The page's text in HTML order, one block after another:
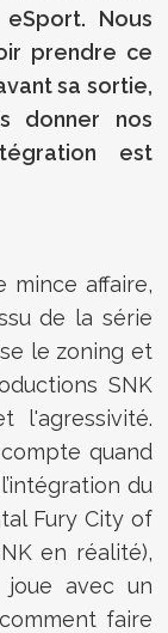
Nous
prendre ce
sa sortie,
donner nos
est
mince affaire,
de la série
le zoning et
SNK
l'agressivité.
quand
du
Fury City of
en réalité),
avec un
faire